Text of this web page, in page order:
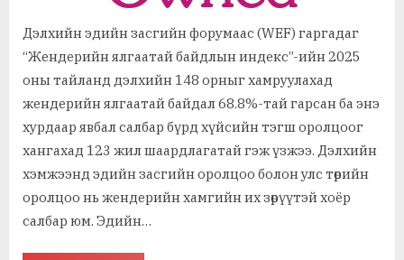
Дэлхийн эдийн засгийн форумаас (WEF) гаргадаг
“Жендерийн ялгаатай байдлын индекс”-ийн 2025
оны тайланд дэлхийн 148 орныг хамруулахад
жендерийн ялгаатай байдал 68.8%-тай гарсан ба энэ
хурдаар явбал салбар бүрд хүйсийн тэгш оролцоог
хангахад 123 жил шаардлагатай гэж үзжээ. Дэлхийн
хэмжээнд эдийн засгийн оролцоо болон улс төрийн
оролцоо нь жендерийн хамгийн их зөрүүтэй хоёр
салбар юм. Эдийн…